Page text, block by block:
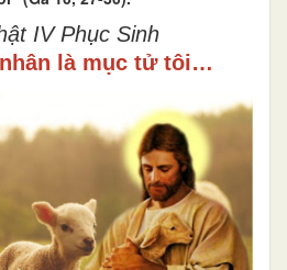
IV Phục Sinh
là mục tử tôi…